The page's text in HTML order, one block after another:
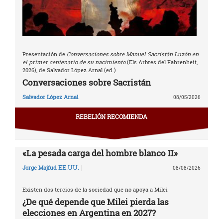
Presentación de Conversaciones sobre Manuel Sacristán Luzón en
el primer centenario de su nacimiento(Els Arbres del Fahrenheit,
2026), de Salvador López Arnal (ed.)
Conversaciones sobre Sacristán
Salvador López Arnal 08/05/2026
REBELIÓN RECOMIENDA
«La pesada carga del hombre blanco II»
Jorge Majfud EE.UU. | 08/08/2026
Existen dos tercios de la sociedad que no apoya a Milei
¿De qué depende que Milei pierda las
elecciones en Argentina en 2027?